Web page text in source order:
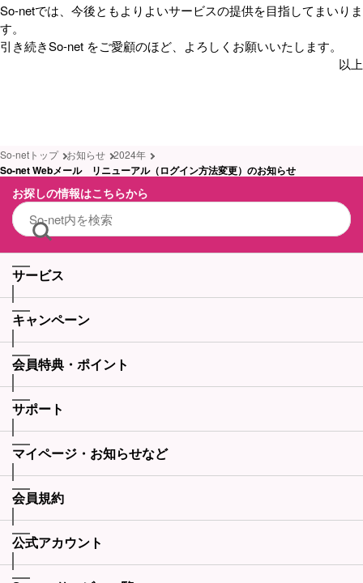
So-netでは、今後ともよりよいサービスの提供を目指してまいりま
す。
引き続きSo-net をご愛顧のほど、よろしくお願いいたします。
以上
So-netトップ お知らせ 2024年
So-net Webメール リニューアル（ログイン方法変更）のお知らせ
お探しの情報はこちらから
サービス
キャンペーン
会員特典・ポイント
サポート
マイページ・お知らせなど
会員規約
公式アカウント